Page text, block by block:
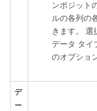
ンポジット
ルの各列の
きます。 選
データ タイ
のオプショ
デ
ー